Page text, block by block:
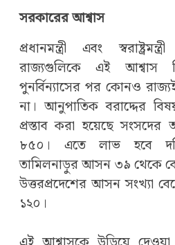
সরকারের আশ্বাস
প্রধানমন্ত্রী এবং
রাজ্যগুলিকে এই আশ্বাস
পুনর্বিন্যাসের পর কোনও
না। আনুপাতিক বরাদ্দের
প্রস্তাব করা হয়েছে
৮৫০। এতে লাভ হবে
তামিলনাড়ুর আসন ৩৯ থেকে
উত্তরপ্রদেশের আসন সংখ্যা
১২০।